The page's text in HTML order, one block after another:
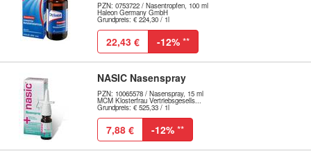
PZN: 0753722 / Nasentropfen, 100 ml
Haleon Germany GmbH
Grundpreis: € 224,30 / 1l
22,43 € -12% **
NASIC Nasenspray
PZN: 10065578 / Nasenspray, 15 ml
MCM Klosterfrau Vertriebsgesells...
Grundpreis: € 525,33 / 1l
7,88 € -12% **